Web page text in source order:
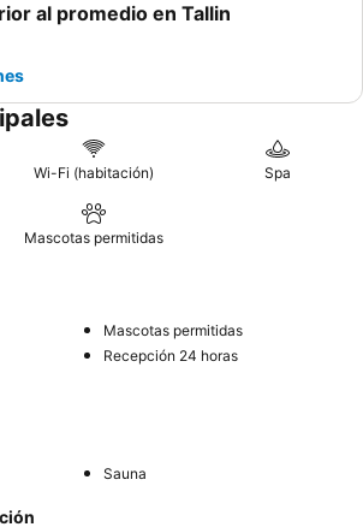
al promedio en Tallin
Wi-Fi (habitación) Spa
Mascotas permitidas
Mascotas permitidas
Recepción 24 horas
Sauna